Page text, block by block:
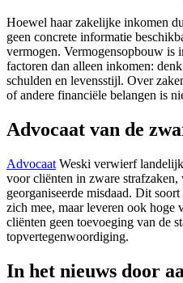
Hoewel haar zakelijke inkomen
geen concrete informatie
vermogen. Vermogensopbouw is
factoren dan alleen inkomen:
schulden en levensstijl. Over
of andere financiële belangen is
Advocaat van de
Advocaat Weski verwierf
voor cliënten in zware
georganiseerde misdaad. Dit
zich mee, maar leveren ook hoge
cliënten geen toevoeging van de
topvertegenwoordiging.
In het nieuws door